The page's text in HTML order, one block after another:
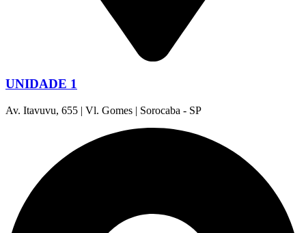
UNIDADE 1
Av. Itavuvu, 655 | Vl. Gomes | Sorocaba - SP